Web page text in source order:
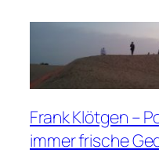
Frank Klötgen –
immer frische